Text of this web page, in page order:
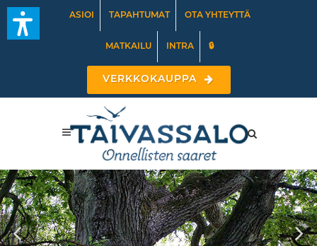
ASIOI TAPAHTUMAT OTA YHTEYTTÄ
MATKAILU INTRA 🔒
VERKKOKAUPPA